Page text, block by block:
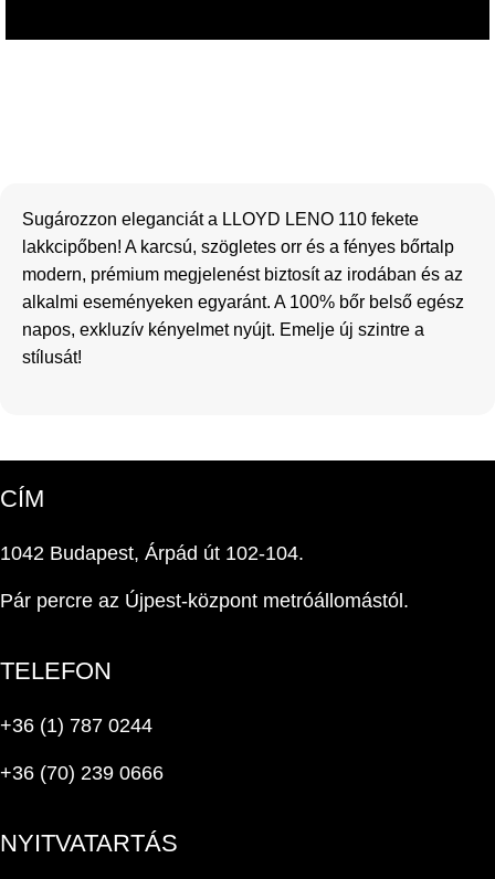
Sugározzon eleganciát a LLOYD LENO 110 fekete
lakkcipőben! A karcsú, szögletes orr és a fényes bőrtalp
modern, prémium megjelenést biztosít az irodában és az
alkalmi eseményeken egyaránt. A 100% bőr belső egész
napos, exkluzív kényelmet nyújt. Emelje új szintre a
stílusát!
CÍM
1042 Budapest, Árpád út 102-104.
Pár percre az Újpest-központ metróállomástól.
TELEFON
+36 (1) 787 0244
+36 (70) 239 0666
NYITVATARTÁS